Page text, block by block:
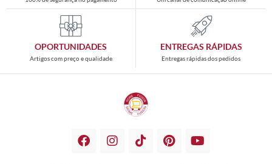
OPORTUNIDADES
Artigos com preço e qualidade
ENTREGAS RÁPIDAS
Entregas rápidas dos pedidos